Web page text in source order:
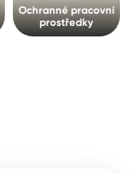
Ochranné pracovní
prostředky